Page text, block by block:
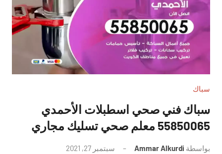
سباك
سباك فني صحي اسطبلات الأحمدي
55850065 معلم صحي تسليك مجاري
بواسطة Ammar Alkurdi سبتمبر 27, 2021